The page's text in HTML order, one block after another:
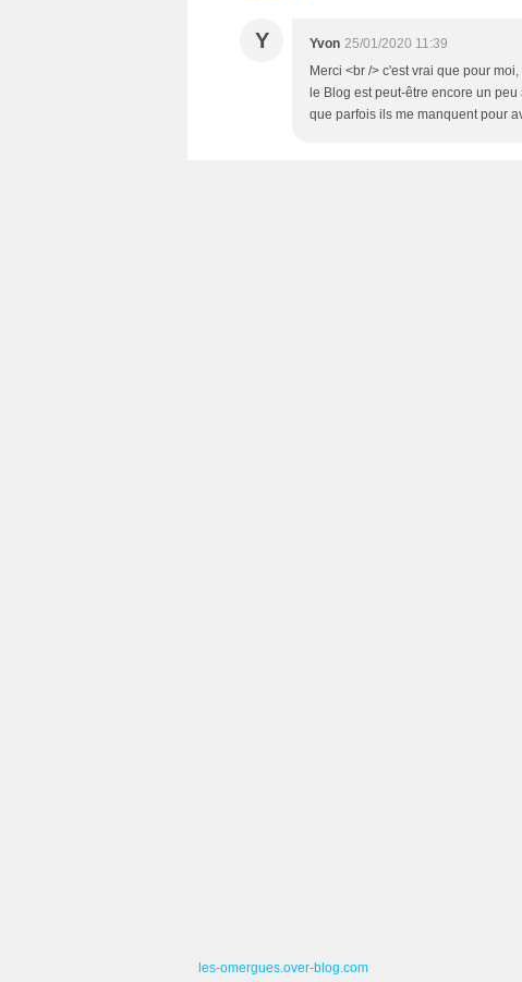
Y Yvon 25/01/2020 11:39
Merci <br /> c'est vrai que pour
le Blog est peut-être encore un
que parfois ils me manquent pour
les-omergues.over-blog.com